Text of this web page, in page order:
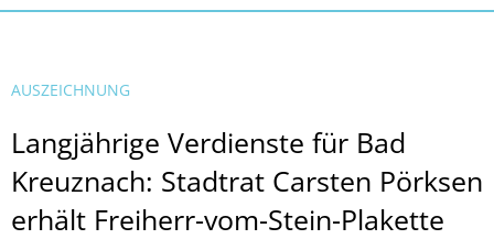
AUSZEICHNUNG
Langjährige Verdienste für Bad
Kreuznach: Stadtrat Carsten Pörksen
erhält Freiherr-vom-Stein-Plakette